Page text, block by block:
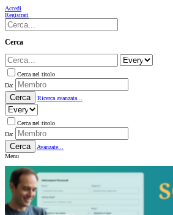
Accedi
Registrati
Cerca
Cerca nel titolo
Da:
Cerca Ricerca avanzata...
Cerca nel titolo
Da:
Cerca
Avanzate...
Menu